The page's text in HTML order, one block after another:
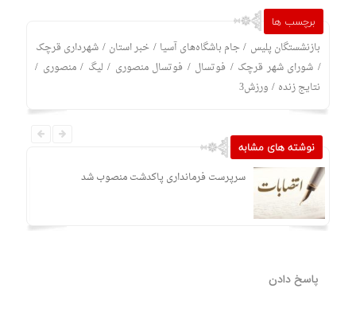
برچسب ها
بازنشستگان پلیس /جام باشگاه‌های آسیا / خبر استان / شهرداری قرچک
/ شورای شهر قرچک / فوتسال / فوتسال منصوری / لیگ / منصوری /
نتایج زنده / ورزش3
نوشته های مشابه
سرپرست فرماندارى پاکدشت منصوب شد
پاسخ دادن